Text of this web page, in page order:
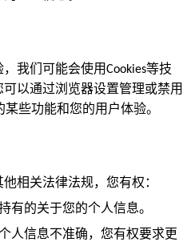
我们可能会使用Cookies等技
以通过浏览器设置管理或禁用
些功能和您的用户体验。
相关法律法规，您有权：
有的关于您的个人信息。
人信息不准确，您有权要求更